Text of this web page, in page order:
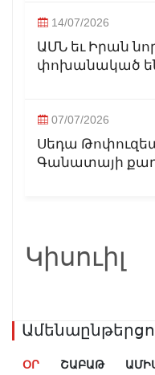
14/07/2026
ԱՄՆ եւ Իրան
փոխանակած
07/07/2026
Սեդա
Գանատայի
Կիսուիլ
ՕՐ ՇԱԲԱԹ